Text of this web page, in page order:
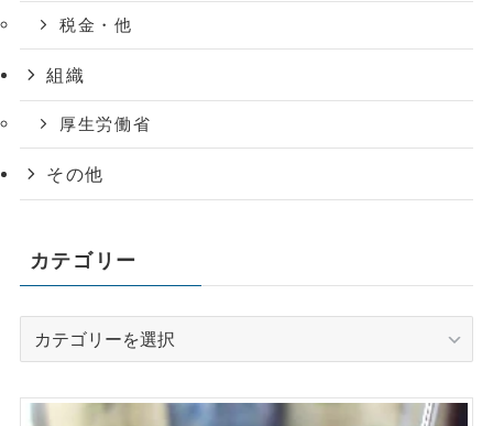
税金・他
組織
厚生労働省
その他
カテゴリー